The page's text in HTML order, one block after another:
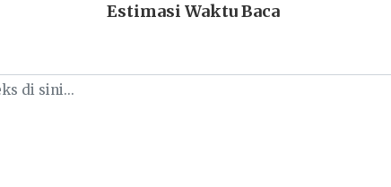
Estimasi Waktu Baca